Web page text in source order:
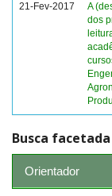
21-Fev-2017
A
dos
Busca facetada
Orientador